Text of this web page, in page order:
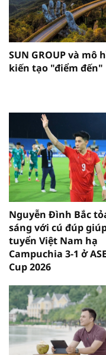
SUN GROUP và mô
kiến tạo "điểm đến"
Nguyễn Đình Bắc
sáng với cú đúp
tuyển Việt Nam hạ
Campuchia 3-1 ở
Cup 2026